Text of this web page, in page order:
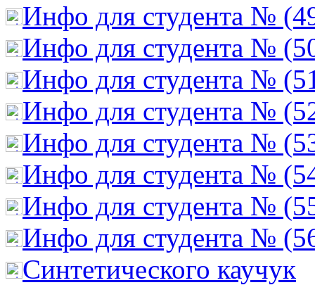
Инфо для студента №
Инфо для студента №
Инфо для студента №
Инфо для студента №
Инфо для студента №
Инфо для студента №
Инфо для студента №
Инфо для студента №
Cинтетического каучук